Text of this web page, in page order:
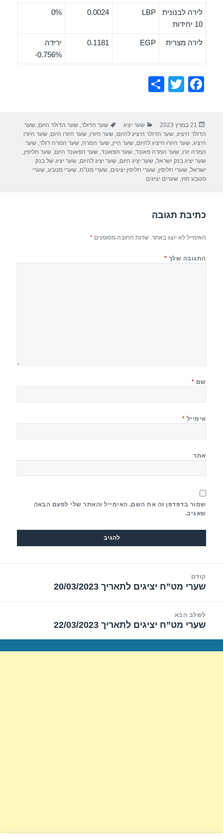
לירה לבנונית
10 יחידות
LBP
0.0024
0%
לירה מצרית EGP
0.1181
ירידה
‎-0.756%
F
e
b
o
o
T
er
e
פורסם
בתאריך
21 במרץ 2023 קטגוריות
שער יציג תגיות
שער הדולר,שער הדולר היום,שער
הדולר היציג,שער הדולר היציג להיום,שער היורו,שער היורו היום,שער היורו
היציג,שער היורו היציג להיום,שער היין,שער המרה,שער המרה דולר,שער
המרה יורו,שער המרה פאונד,שער הפאונד,שער הפאונד היום,שער חליפין,
שער יציג בנק ישראל,שער יציג היום,שער יציג להיום,שער יציג של בנק
ישראל,שערי חליפין,שערי חליפין יציגים,שערי מט"ח,שערי מטבע,שערי
מטבע חוץ,שערים יציגים
כתיבת תגובה
האימייל לא יוצג באתר. שדות החובה מסומנים*
התגובה שלך *
שם *
אימייל *
אתר
שמור בדפדפן זה את השם, האימייל והאתר שלי לפעם הבאה
שאגיב.
קודם
הפוסט
שערי מט”ח יציגים לתאריך 20/03/2023
לשלב הבא
הפוסט
שערי מט”ח יציגים לתאריך 22/03/2023